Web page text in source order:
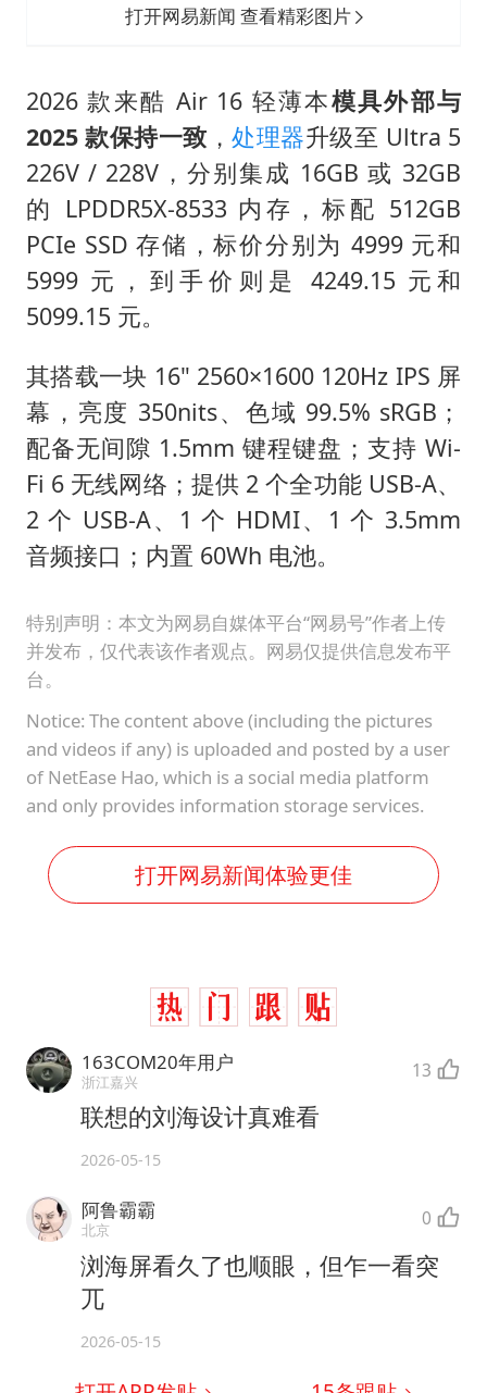
打开网易新闻 查看精彩图片
2026 款来酷 Air 16 轻薄本模具外部与
2025 款保持一致 ，处理器升级至 Ultra 5
226V / 228V，分别集成 16GB 或 32GB
的 LPDDR5X-8533 内存，标配 512GB
PCIe SSD 存储，标价分别为 4999 元和
5999 元，到手价则是 4249.15 元和
5099.15 元。
其搭载一块 16" 2560×1600 120Hz IPS 屏
幕，亮度 350nits、色域 99.5% sRGB；
配备无间隙 1.5mm 键程键盘；支持 Wi-
Fi 6 无线网络；提供 2 个全功能 USB-A、
2 个 USB-A、1 个 HDMI、1 个 3.5mm
音频接口；内置 60Wh 电池。
特别声明：本文为网易自媒体平台“网易号”作者上传
并发布，仅代表该作者观点。网易仅提供信息发布平
台。
Notice: The content above (including the pictures
and videos if any) is uploaded and posted by a user
of NetEase Hao, which is a social media platform
and only provides information storage services.
打开网易新闻体验更佳
163COM20年用户
浙江嘉兴 13
联想的刘海设计真难看
2026-05-15
阿鲁霸霸
北京 0
浏海屏看久了也顺眼，但乍一看突
兀
2026-05-15